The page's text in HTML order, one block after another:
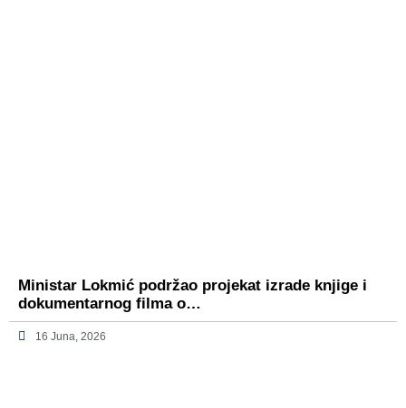
Ministar Lokmić podržao projekat izrade knjige i
dokumentarnog filma o…
16 Juna, 2026